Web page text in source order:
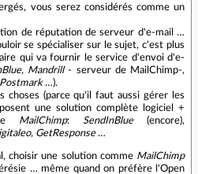
vous serez considérés comme un
de réputation de serveur d'e-mail …
se spécialiser sur le sujet, c'est plus
qui va fournir le service d'envoi d'e-
Mandrill- serveur de MailChimp-,
…).
choses (parce qu'il faut aussi gérer les
une solution complète logiciel +
MailChimp: SendInBlue(encore),
GetResponse…
choisir une solution comme MailChimp
… même quand on préfère l'Open